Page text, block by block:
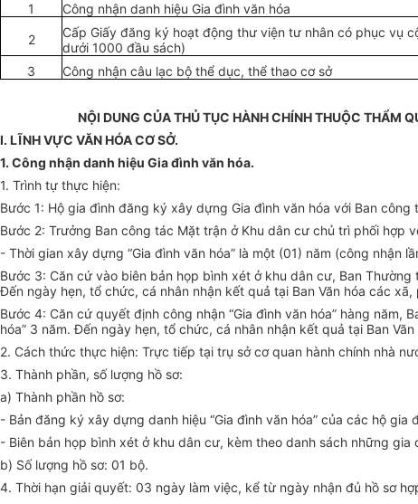
1
Công nhận danh hiệu Gia đình văn hóa
2
Cấp Giấy đăng ký hoạt động thư viện tư nhân có phục vụ
dưới 1000 đầu sách)
3
Công nhận câu lạc bộ thể dục, thể thao cơ sở
NỘI DUNG CỦA THỦ TỤC HÀNH CHÍNH THUỘC THẨM
I. LĨNH VỰC VĂN HÓA CƠ SỞ.
1. Công nhận danh hiệu Gia đình văn hóa.
1. Trình tự thực hiện:
Bước 1: Hộ gia đình đăng ký xây dựng Gia đình văn hóa với Ban công
Bước 2: Trưởng Ban công tác Mặt trận ở Khu dân cư chủ trì phối
- Thời gian xây dựng “Gia đình văn hóa” là một (01) năm (công nhận
Bước 3: Căn cứ vào biên bản họp bình xét ở khu dân cư, Ban
Đến ngày hẹn, tổ chức, cá nhân nhận kết quả tại Ban Văn hóa các
Bước 4: Căn cứ quyết định công nhận “Gia đình văn hóa” hàng
hóa” 3 năm. Đến ngày hẹn, tổ chức, cá nhân nhận kết quả tại Ban
2. Cách thức thực hiện: Trực tiếp tại trụ sở cơ quan hành chính nhà
3. Thành phần, số lượng hồ sơ:
a) Thành phần hồ sơ:
- Bản đăng ký xây dựng danh hiệu “Gia đình văn hóa” của các hộ gia
- Biên bản họp bình xét ở khu dân cư, kèm theo danh sách những
b) Số lượng hồ sơ: 01 bộ.
4. Thời hạn giải quyết: 03 ngày làm việc, kể từ ngày nhận đủ hồ sơ